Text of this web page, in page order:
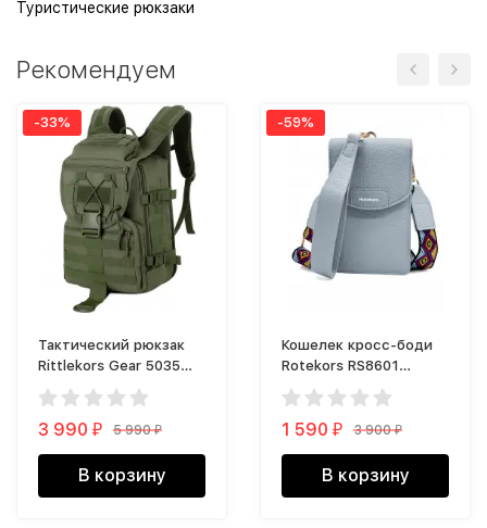
Туристические рюкзаки
Рекомендуем
-33%
Тактический рюкзак
Rittlekors Gear 5035
40л зеленый
3 990 ₽ 5 990₽
В корзину
-59%
Кошелек кросс-боди
Rotekors RS8601
голубой
1 590 ₽ 3 900₽
В корзину